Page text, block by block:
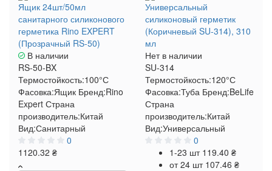
Ящик 24шт/50мл
санитарного силиконового
герметика Rino EXPERT
(Прозрачный RS-50)
В наличии
RS-50-BX
Термостойкость:100°С
Фасовка:Ящик Бренд:Rino
Expert Страна
производитель:Китай
Вид:Санитарный
0
1120.32 ₴
Универсальный
силиконовый герметик
(Коричневый SU-314), 310
мл
Нет в наличии
SU-314
Термостойкость:120°С
Фасовка:Туба Бренд:BeLife
Страна
производитель:Китай
Вид:Универсальный
0
1-23 шт 119.40 ₴
от 24 шт 107.46 ₴